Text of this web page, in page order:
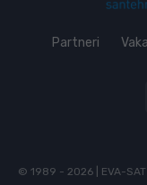
Partneri
© 1989 - 2026 | EVA-